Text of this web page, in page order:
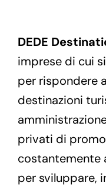
DEDE
imprese di cui
per rispondere
destinazioni
privati di
costantemente
per sviluppare,